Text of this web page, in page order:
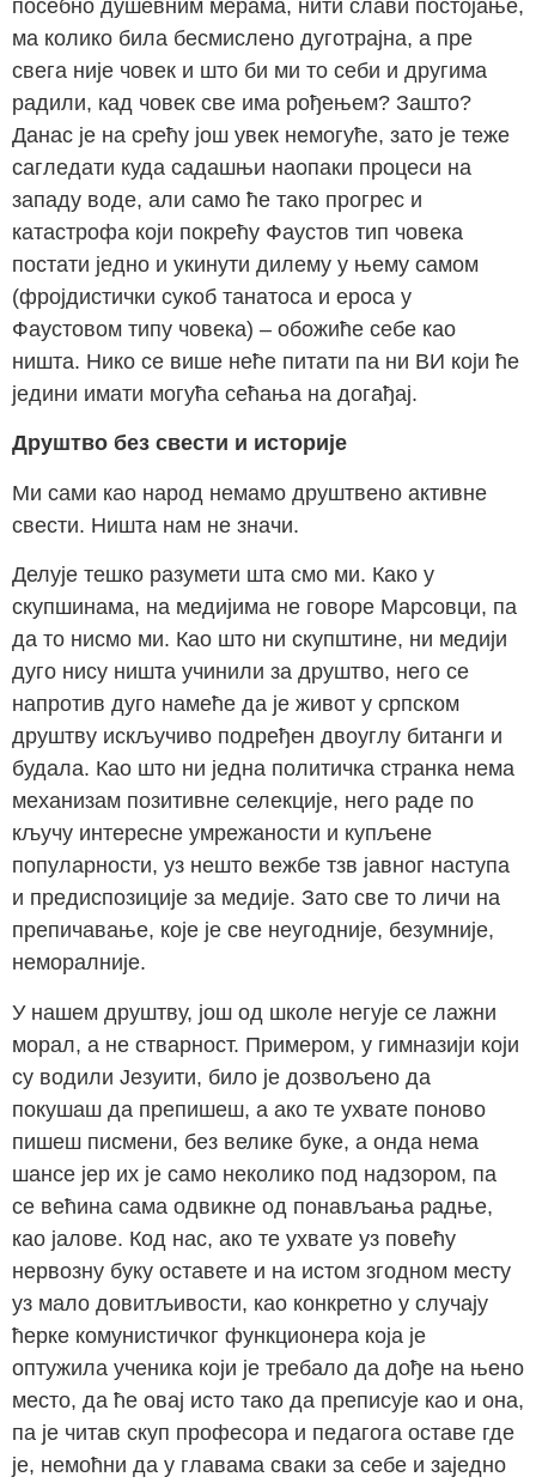
посебно душевним мерама, нити слави постојање,
ма колико била бесмислено дуготрајна, а пре
свега није човек и што би ми то себи и другима
радили, кад човек све има рођењем? Зашто?
Данас је на срећу још увек немогуће, зато је теже
сагледати куда садашњи наопаки процеси на
западу воде, али само ће тако прогрес и
катастрофа који покрећу Фаустов тип човека
постати једно и укинути дилему у њему самом
(фројдистички сукоб танатоса и ероса у
Фаустовом типу човека) – обожиће себе као
ништа. Нико се више неће питати па ни ВИ који ће
једини имати могућа сећања на догађај.
Друштво без свести и историје
Ми сами као народ немамо друштвено активне
свести. Ништа нам не значи.
Делује тешко разумети шта смо ми. Како у
скупшинама, на медијима не говоре Марсовци, па
да то нисмо ми. Као што ни скупштине, ни медији
дуго нису ништа учинили за друштво, него се
напротив дуго намеће да је живот у српском
друштву искључиво подређен двоуглу битанги и
будала. Као што ни једна политичка странка нема
механизам позитивне селекције, него раде по
кључу интересне умрежаности и купљене
популарности, уз нешто вежбе тзв јавног наступа
и предиспозиције за медије. Зато све то личи на
препичавање, које је све неугодније, безумније,
неморалније.
У нашем друштву, још од школе негује се лажни
морал, а не стварност. Примером, у гимназији који
су водили Језуити, било је дозвољено да
покушаш да препишеш, а ако те ухвате поново
пишеш писмени, без велике буке, а онда нема
шансе јер их је само неколико под надзором, па
се већина сама одвикне од понављања радње,
као јалове. Код нас, ако те ухвате уз повећу
нервозну буку оставете и на истом згодном месту
уз мало довитљивости, као конкретно у случају
ћерке комунистичког функционера која је
оптужила ученика који је требало да дође на њено
место, да ће овај исто тако да преписује као и она,
па је читав скуп професора и педагога оставе где
је, немоћни да у главама сваки за себе и заједно